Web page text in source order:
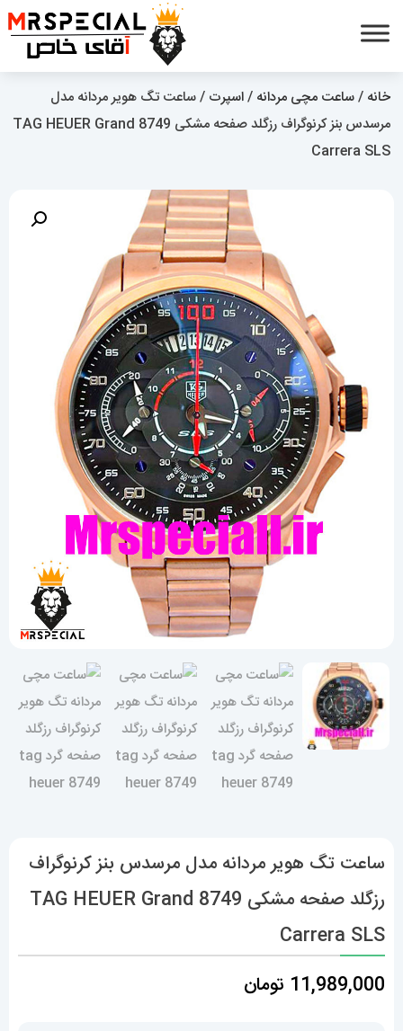
خانه /ساعت مچی مردانه /اسپرت / ساعت تگ هویر مردانه مدل
مرسدس بنز کرنوگراف رزگلد صفحه مشکی 8749 TAG HEUER Grand
Carrera SLS
ساعت تگ هویر مردانه مدل مرسدس بنز کرنوگراف
رزگلد صفحه مشکی 8749 TAG HEUER Grand
Carrera SLS
11,989,000 تومان